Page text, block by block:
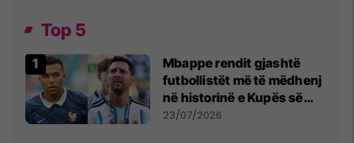
Top 5
Mbappe rendit gjashtë
futbollistët më të mëdhenj
në historinë e Kupës së
Botës, Messi mbetet i dyti
23/07/2026